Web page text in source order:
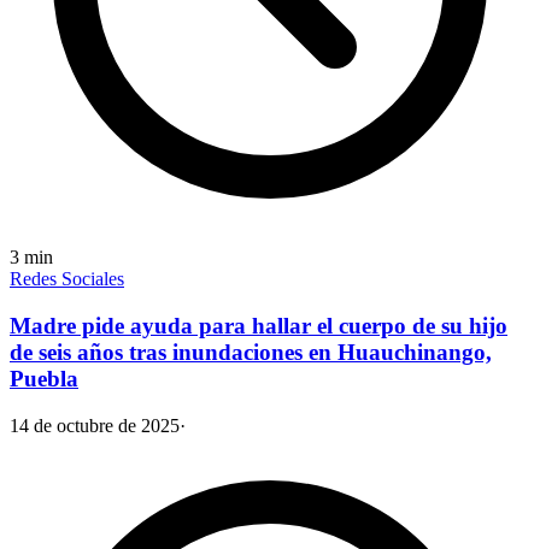
3 min
Redes Sociales
Madre pide ayuda para hallar el cuerpo de su hijo
de seis años tras inundaciones en Huauchinango,
Puebla
14 de octubre de 2025·